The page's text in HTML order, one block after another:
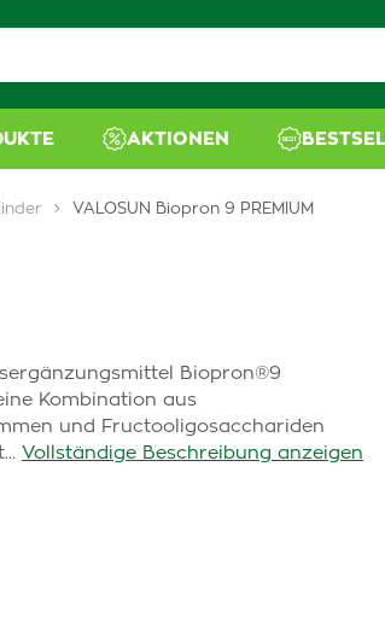
AKTIONEN
VALOSUN Biopron 9 PREMIUM
Biopron®9
Kombination aus
und Fructooligosacchariden
Vollständige Beschreibung anzeigen